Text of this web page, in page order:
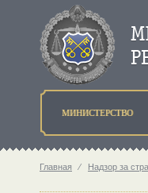
МИНИСТЕРСТВО
Главная ⁄ Надзор за